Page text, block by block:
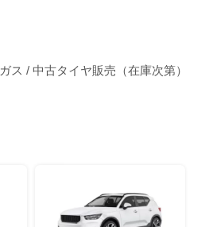
ス / 中古タイヤ販売（在庫次第）